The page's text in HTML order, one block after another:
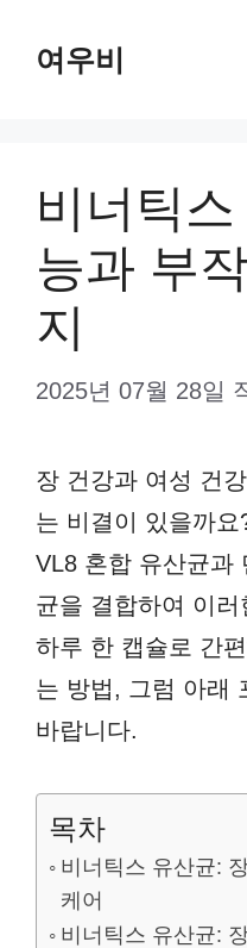
여우비
비너틱
능과 부
지
2025년 07월 28일
장 건강과 여성 건
는 비결이 있을까
VL8 혼합 유산균과
균을 결합하여 이
하루 한 캡슐로 간
는 방법, 그럼 아래
바랍니다.
목차
비너틱스 유산균:
케어
비너틱스 유산균: